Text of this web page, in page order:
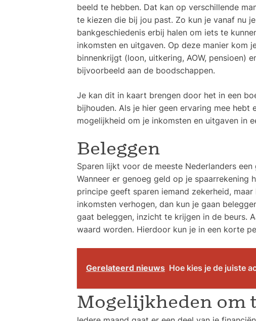
beeld te hebben. Dat kan op verschillende
te kiezen die bij jou past. Zo kun je vanaf nu
bankgeschiedenis erbij halen om iets te
inkomsten en uitgaven. Op deze manier kom
binnenkrijgt (loon, uitkering, AOW, pensioen)
bijvoorbeeld aan de boodschappen.
Je kan dit in kaart brengen door het in een
bijhouden. Als je hier geen ervaring mee hebt
mogelijkheid om je inkomsten en uitgaven in
Beleggen
Sparen lijkt voor de meeste Nederlanders
Wanneer er genoeg geld op je spaarrekening
principe geeft sparen iemand zekerheid,
inkomsten verhogen, dan kun je gaan
gaat beleggen, inzicht te krijgen in de beurs.
waard worden. Hierdoor kun je in een korte
Gerelateerd nieuws Hoe kies je de juiste
Mogelijkheden om